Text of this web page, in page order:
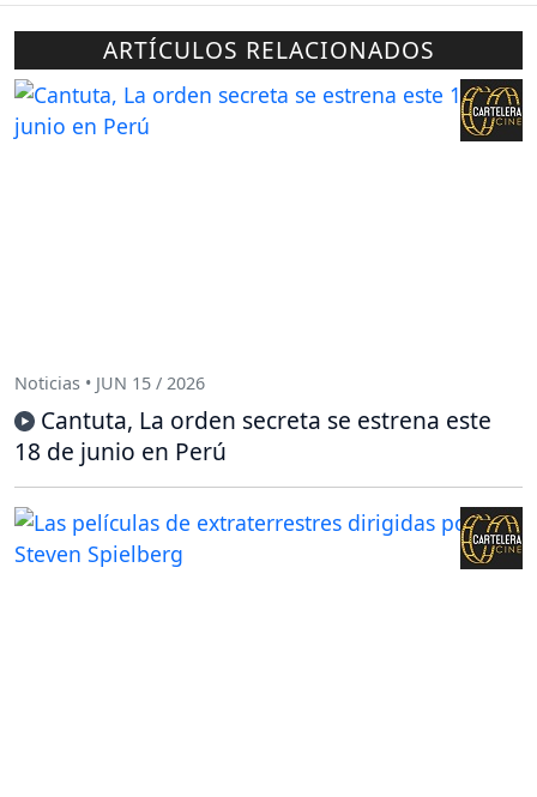
ARTÍCULOS RELACIONADOS
Noticias • JUN 15 / 2026
Cantuta, La orden secreta se estrena este
18 de junio en Perú